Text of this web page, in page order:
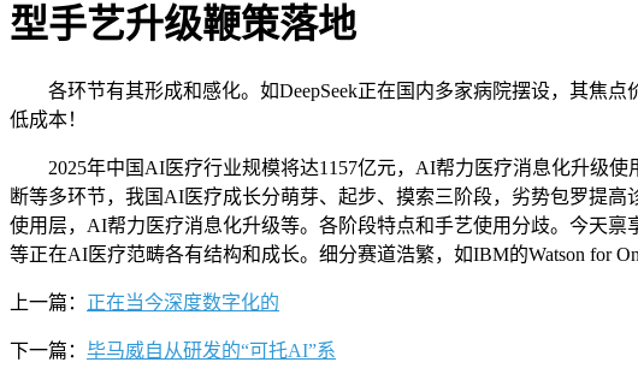
型手艺升级鞭策落地
各环节有其形成和感化。如DeepSeek正在国内多家病院摆设，其焦点
低成本！
2025年中国AI医疗行业规模将达1157亿元，AI帮力医疗消息化升级使
断等多环节，我国AI医疗成长分萌芽、起步、摸索三阶段，劣势包罗提
使用层，AI帮力医疗消息化升级等。各阶段特点和手艺使用分歧。今天
等正在AI医疗范畴各有结构和成长。细分赛道浩繁，如IBM的Watson for
上一篇： 正在当今深度数字化的
下一篇： 毕马威自从研发的“可托AI”系